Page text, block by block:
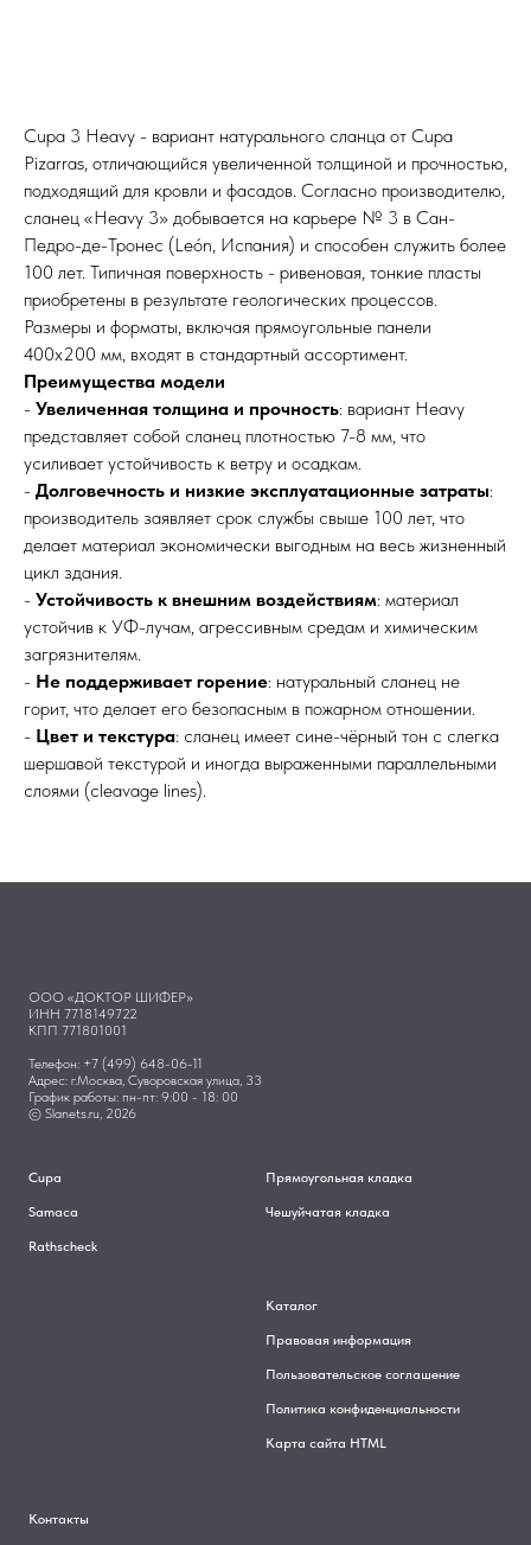
Cupa 3 Heavy - вариант натурального сланца от Cupa
Pizarras, отличающийся увеличенной толщиной и прочностью,
подходящий для кровли и фасадов. Согласно производителю,
сланец «Heavy 3» добывается на карьере № 3 в Сан-
Педро-де-Тронес (León, Испания) и способен служить более
100 лет. Типичная поверхность - ривеновая, тонкие пласты
приобретены в результате геологических процессов.
Размеры и форматы, включая прямоугольные панели
400х200 мм, входят в стандартный ассортимент.
Преимущества модели
- Увеличенная толщина и прочность: вариант Heavy
представляет собой сланец плотностью 7-8 мм, что
усиливает устойчивость к ветру и осадкам.
- Долговечность и низкие эксплуатационные затраты:
производитель заявляет срок службы свыше 100 лет, что
делает материал экономически выгодным на весь жизненный
цикл здания.
- Устойчивость к внешним воздействиям: материал
устойчив к УФ-лучам, агрессивным средам и химическим
загрязнителям.
- Не поддерживает горение: натуральный сланец не
горит, что делает его безопасным в пожарном отношении.
- Цвет и текстура: сланец имеет сине-чёрный тон с слегка
шершавой текстурой и иногда выраженными параллельными
слоями (cleavage lines).
ООО «ДОКТОР ШИФЕР»
ИНН 7718149722
КПП 771801001
Телефон: +7 (499) 648-06-11
Адрес: г.Москва, Суворовская улица, 33
График работы: пн-пт: 9:00 - 18: 00
© Slanets.ru, 2026
Cupa
Samaca
Rathscheck
Прямоугольная кладка
Чешуйчатая кладка
Каталог
Правовая информация
Пользовательское соглашение
Политика конфиденциальности
Карта сайта HTML
Контакты